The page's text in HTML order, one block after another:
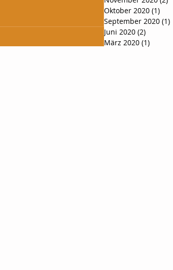
Oktober 2020 (1)
September 2020 (1)
Juni 2020 (2)
März 2020 (1)